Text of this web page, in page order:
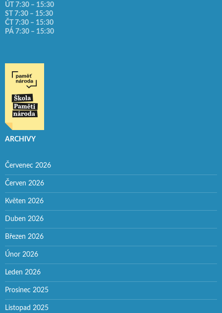
ÚT 7:30 – 15:30
ST 7:30 – 15:30
ČT 7:30 – 15:30
PÁ 7:30 – 15:30
ARCHIVY
Červenec 2026
Červen 2026
Květen 2026
Duben 2026
Březen 2026
Únor 2026
Leden 2026
Prosinec 2025
Listopad 2025